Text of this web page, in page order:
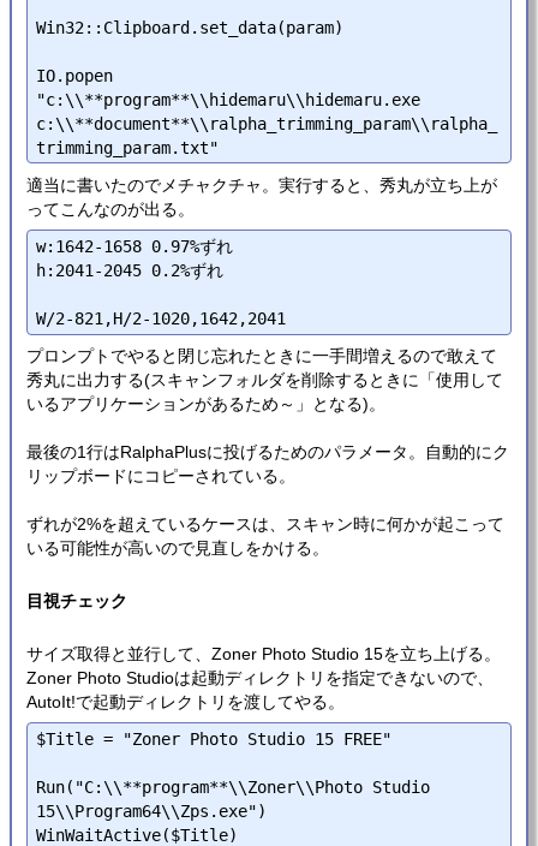
Win32::Clipboard.set_data(param)
IO.popen
"c:\\**program**\\hidemaru\\hidemaru.exe
c:\\**document**\\ralpha_trimming_param\\ralpha_
適当に書いたのでメチャクチャ。実行すると、秀丸が立ち上が
ってこんなのが出る。
w:1642-1658 0.97%ずれ
h:2041-2045 0.2%ずれ
プロンプトでやると閉じ忘れたときに一手間増えるので敢えて
秀丸に出力する(スキャンフォルダを削除するときに「使用して
いるアプリケーションがあるため～」となる)。
最後の1行はRalphaPlusに投げるためのパラメータ。自動的にク
リップボードにコピーされている。
ずれが2%を超えているケースは、スキャン時に何かが起こって
いる可能性が高いので見直しをかける。
目視チェック
サイズ取得と並行して、Zoner Photo Studio 15を立ち上げる。
Zoner Photo Studioは起動ディレクトリを指定できないので、
AutoIt!で起動ディレクトリを渡してやる。
$Title = "Zoner Photo Studio 15 FREE"
Run("C:\\**program**\\Zoner\\Photo Studio
15\\Program64\\Zps.exe")
WinWaitActive($Title)